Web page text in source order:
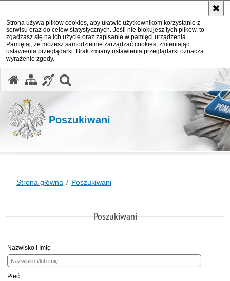
Strona używa plików cookies, aby ułatwić użytkownikom korzystanie z
serwisu oraz do celów statystycznych. Jeśli nie blokujesz tych plików, to
zgadzasz się na ich użycie oraz zapisanie w pamięci urządzenia.
Pamiętaj, że możesz samodzielnie zarządzać cookies, zmieniając
ustawienia przeglądarki. Brak zmiany ustawienia przeglądarki oznacza
wyrażenie zgody.
Poszukiwani
Strona główna Poszukiwani
Poszukiwani
Nazwisko i Imię
Płeć